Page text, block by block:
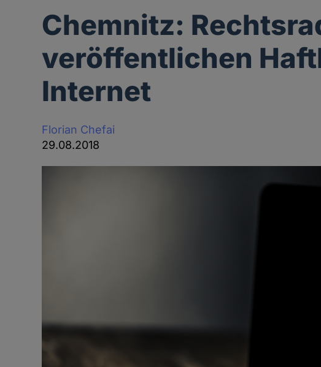
Chemnitz:
veröffentlichen
Internet
Florian Chefai
29.08.2018